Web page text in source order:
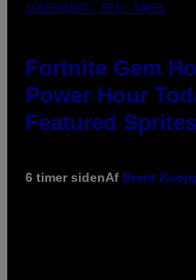
SCREENSHOT: EPIC GAMES
Fortnite Gem
Power Hour
Featured Sprites
6 timer sidenAf Brent